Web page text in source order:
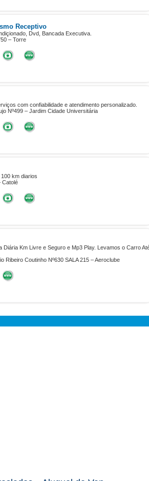
Receptivo
Dvd, Bancada Executiva.
– Torre
com confiabilidade e atendimento personalizado.
Nº499 – Jardim Cidade Universitária
km diarios
Catolé
Km Livre e Seguro e Mp3 Play. Levamos o Carro
Ribeiro Coutinho Nº630 SALA 215 – Aeroclube